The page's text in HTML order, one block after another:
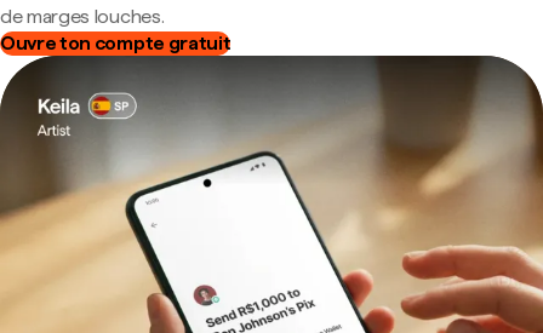
de marges louches.
Ouvre ton compte gratuit